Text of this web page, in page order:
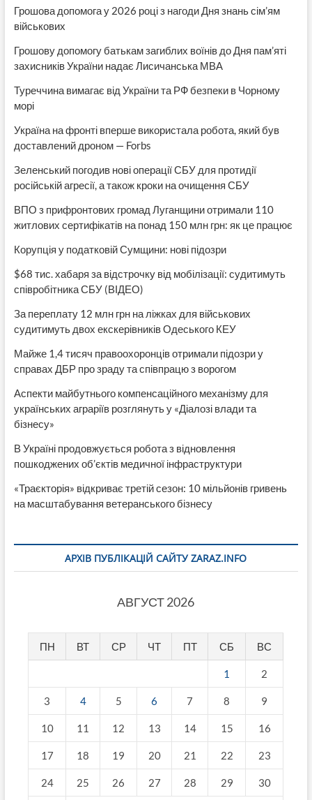
Грошова допомога у 2026 році з нагоди Дня знань сім’ям
військових
Грошову допомогу батькам загиблих воїнів до Дня пам’яті
захисників України надає Лисичанська МВА
Туреччина вимагає від України та РФ безпеки в Чорному
морі
Україна на фронті вперше використала робота, який був
доставлений дроном — Forbs
Зеленський погодив нові операції СБУ для протидії
російській агресії, а також кроки на очищення СБУ
ВПО з прифронтових громад Луганщини отримали 110
житлових сертифікатів на понад 150 млн грн: як це працює
Корупція у податковій Сумщини: нові підозри
$68 тис. хабаря за відстрочку від мобілізації: судитимуть
співробітника СБУ (ВІДЕО)
За переплату 12 млн грн на ліжках для військових
судитимуть двох екскерівників Одеського КЕУ
Майже 1,4 тисяч правоохоронців отримали підозри у
справах ДБР про зраду та співпрацю з ворогом
Аспекти майбутнього компенсаційного механізму для
українських аграріїв розглянуть у «Діалозі влади та
бізнесу»
В Україні продовжується робота з відновлення
пошкоджених об’єктів медичної інфраструктури
«Траєкторія» відкриває третій сезон: 10 мільйонів гривень
на масштабування ветеранського бізнесу
АРХІВ ПУБЛІКАЦІЙ САЙТУ ZARAZ.INFO
АВГУСТ 2026
ПН ВТ СР ЧТ ПТ СБ ВС
1 2
3 4 5 6 7 8 9
10 11 12 13 14 15 16
17 18 19 20 21 22 23
24 25 26 27 28 29 30